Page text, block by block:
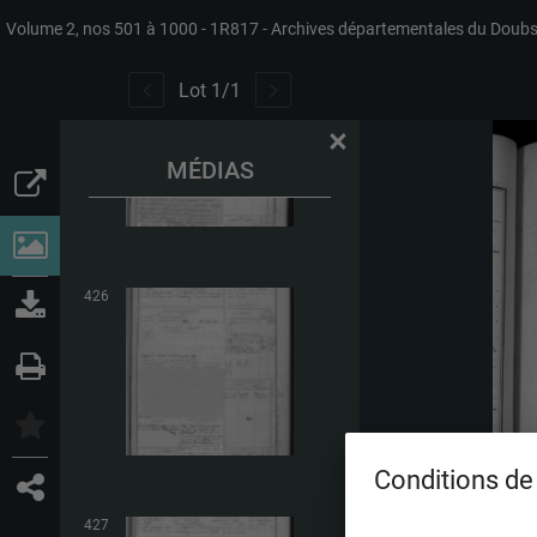
Volume 2, nos 501 à 1000 1R817 Archives départementales du Doubs
Lot 1 /1
MÉDIAS
×
426
427
Conditions